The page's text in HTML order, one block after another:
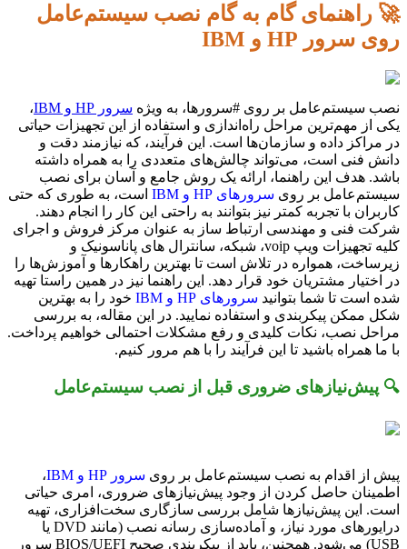
🚀 راهنمای گام به گام نصب سیستم‌عامل
روی سرور HP و IBM
نصب سیستم‌عامل بر روی #سرورها، به ویژه سرور HP و IBM
،
یکی از مهم‌ترین مراحل راه‌اندازی و استفاده از این تجهیزات حیاتی
در مراکز داده و سازمان‌ها است. این فرآیند، که نیازمند دقت و
دانش فنی است، می‌تواند چالش‌های متعددی را به همراه داشته
باشد. هدف این راهنما، ارائه یک روش جامع و آسان برای نصب
سیستم‌عامل بر روی سرورهای HP و IBM
است، به طوری که حتی
کاربران با تجربه کمتر نیز بتوانند به راحتی این کار را انجام دهند.
شرکت فنی و مهندسی ارتباط ساز به عنوان مرکز فروش و اجرای
کلیه تجهیزات ویپ voip، شبکه، سانترال های پاناسونیک و
زیرساخت، همواره در تلاش است تا بهترین راهکارها و آموزش‌ها را
در اختیار مشتریان خود قرار دهد. این راهنما نیز در همین راستا تهیه
شده است تا شما بتوانید سرورهای HP و IBM
خود را به بهترین
شکل ممکن پیکربندی و استفاده نمایید. در این مقاله، به بررسی
مراحل نصب، نکات کلیدی و رفع مشکلات احتمالی خواهیم پرداخت.
با ما همراه باشید تا این فرآیند را با هم مرور کنیم.
🔍 پیش‌نیازهای ضروری قبل از نصب سیستم‌عامل
پیش از اقدام به نصب سیستم‌عامل بر روی سرور HP و IBM
،
اطمینان حاصل کردن از وجود پیش‌نیازهای ضروری، امری حیاتی
است. این پیش‌نیازها شامل بررسی سازگاری سخت‌افزاری، تهیه
درایورهای مورد نیاز، و آماده‌سازی رسانه نصب (مانند DVD یا
USB) می‌شود. همچنین، باید از پیکربندی صحیح BIOS/UEFI سرور